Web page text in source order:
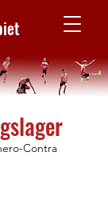
Contra